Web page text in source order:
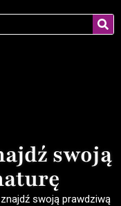
swoją
swoją prawdziwą